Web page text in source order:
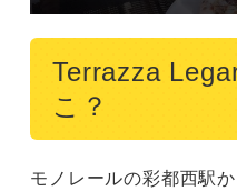
Terrazza
こ？
モノレールの彩都西駅